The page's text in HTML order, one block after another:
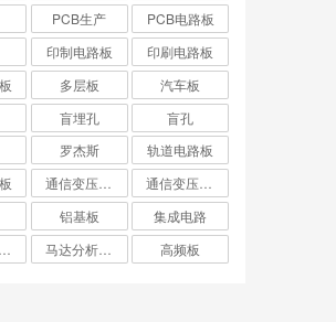
PCB生产
PCB电路板
印制电路板
印刷电路板
多层板
汽车板
盲埋孔
盲孔
罗杰斯
轨道电路板
铝基板
集成电路
高频板